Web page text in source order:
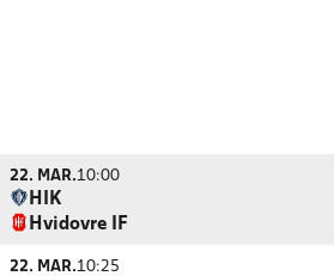
22. MAR.10:00
HIK
Hvidovre IF
22. MAR.10:25